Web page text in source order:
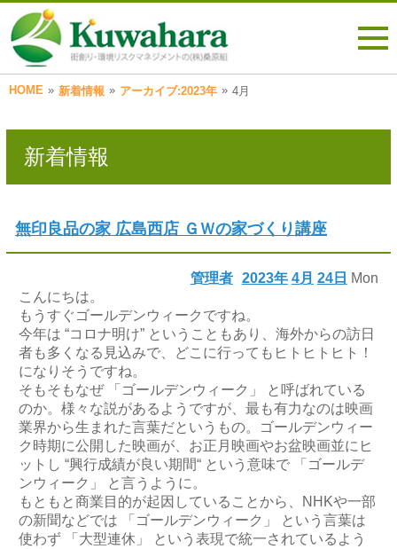
HOME » 新着情報 » アーカイブ:2023年 » 4月
新着情報
無印良品の家 広島西店 ＧＷの家づくり講座
2023年 4月 24日 Mon
管理者
こんにちは。
もうすぐゴールデンウィークですね。
今年は “コロナ明け” ということもあり、海外からの訪日
者も多くなる見込みで、どこに行ってもヒトヒトヒト！
になりそうですね。
そもそもなぜ 「ゴールデンウィーク」 と呼ばれている
のか。様々な説があるようですが、最も有力なのは映画
業界から生まれた言葉だというもの。ゴールデンウィー
ク時期に公開した映画が、お正月映画やお盆映画並にヒ
ットし “興行成績が良い期間“ という意味で 「ゴールデ
ンウィーク」 と言うように。
もともと商業目的が起因していることから、NHKや一部
の新聞などでは 「ゴールデンウィーク」 という言葉は
使わず 「大型連休」 という表現で統一されているよう